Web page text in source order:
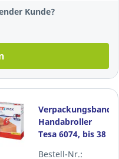
Kunde?
Verpackungsband
Handabroller
Tesa 6074, bis 38
Bestell-Nr.: